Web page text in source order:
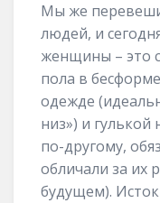
Мы же
людей, и
женщины – это
пола в
одежде
низ») и
по-другому,
обличали за их
будущем).